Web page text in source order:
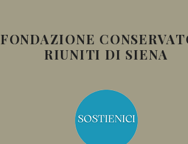
FONDAZIONE
RIUNITI DI SIENA